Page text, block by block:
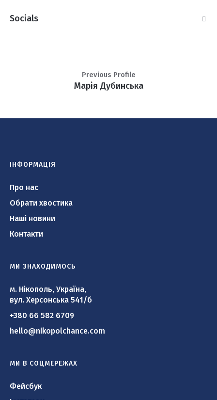
Socials
Марія Дубинська
Previous Profile
ІНФОРМАЦІЯ
Про нас
Обрати хвостика
Наші новини
Контакти
МИ ЗНАХОДИМОСЬ
м. Нікополь, Україна,
вул. Херсонська 541/б
+380 66 582 6709
hello@nikopolchance.com
МИ В СОЦМЕРЕЖАХ
Фейсбук